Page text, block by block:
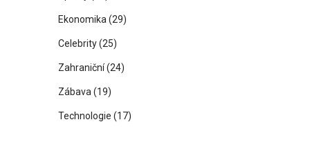
Ekonomika (29)
Celebrity(25)
Zahraniční(24)
Zábava (19)
Technologie (17)